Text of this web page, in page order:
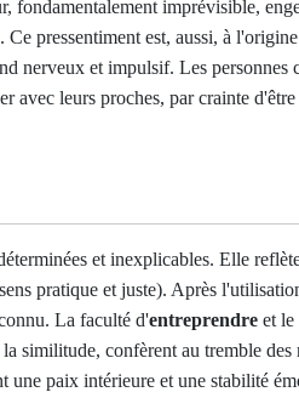
fondamentalement imprévisible,
pressentiment est, aussi, à
nerveux et impulsif. Les personnes
leurs proches, par crainte
et inexplicables. Elle
pratique et juste). Après
La faculté d'entreprendre et le
similitude, confèrent au tremble
paix intérieure et une stabilité